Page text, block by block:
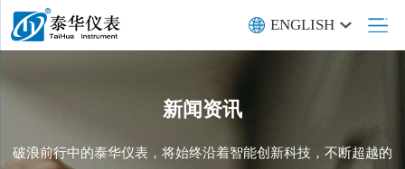
ENGLISH
新闻资讯
破浪前行中的泰华仪表，将始终沿着智能创新科技，不断超越的